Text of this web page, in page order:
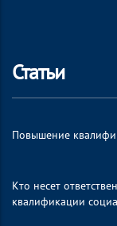
Статьи
Повышение
Кто несет
квалификации